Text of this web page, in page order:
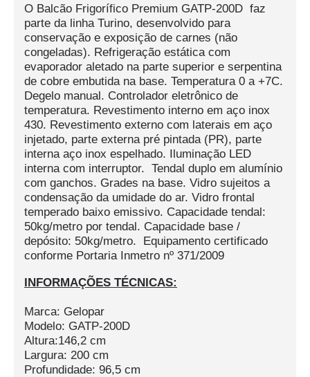
O Balcão Frigorífico Premium GATP-200D faz
parte da linha Turino, desenvolvido para
conservação e exposição de carnes (não
congeladas). Refrigeração estática com
evaporador aletado na parte superior e serpentina
de cobre embutida na base. Temperatura 0 a +7C.
Degelo manual. Controlador eletrônico de
temperatura. Revestimento interno em aço inox
430. Revestimento externo com laterais em aço
injetado, parte externa pré pintada (PR), parte
interna aço inox espelhado. Iluminação LED
interna com interruptor. Tendal duplo em alumínio
com ganchos. Grades na base. Vidro sujeitos a
condensação da umidade do ar. Vidro frontal
temperado baixo emissivo. Capacidade tendal:
50kg/metro por tendal. Capacidade base /
depósito: 50kg/metro. Equipamento certificado
conforme Portaria Inmetro nº 371/2009
INFORMAÇÕES TÉCNICAS:
Marca: Gelopar
Modelo: GATP-200D
Altura:146,2 cm
Largura: 200 cm
Profundidade: 96,5 cm